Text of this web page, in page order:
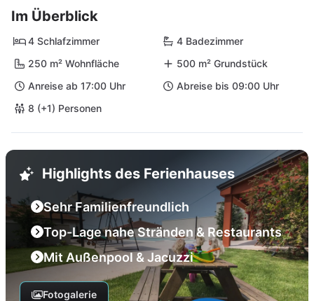
Im Überblick
4 Schlafzimmer
4 Badezimmer
250 m² Wohnfläche
500 m² Grundstück
Anreise ab 17:00 Uhr
Abreise bis 09:00 Uhr
8 (+1) Personen
Highlights des Ferienhauses
Sehr Familienfreundlich
Top-Lage nahe Stränden & Restaurants
Mit Außenpool & Jacuzzi
Fotogalerie